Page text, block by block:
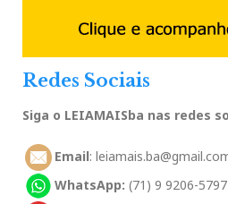
Redes Sociais
Siga o LEIAMAISba nas redes
Email:
WhatsApp: (71) 9 9206-5797